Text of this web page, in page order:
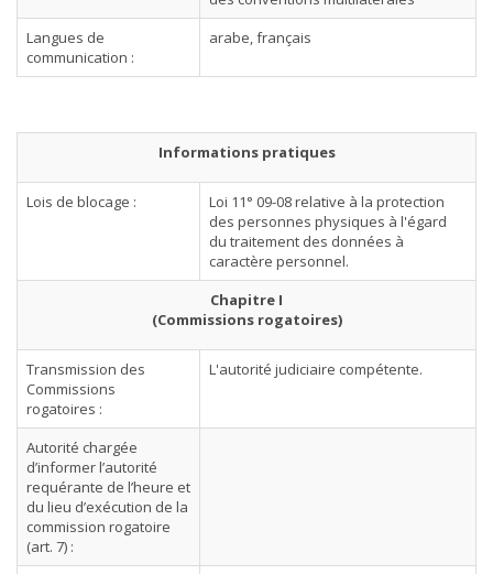
Langues de
communication :
arabe, français
Informations pratiques
Lois de blocage :
Loi 11° 09-08 relative à la protection
des personnes physiques à l'égard
du traitement des données à
caractère personnel.
Chapitre I
(Commissions rogatoires)
Transmission des
Commissions
rogatoires :
L'autorité judiciaire compétente.
Autorité chargée
d’informer l’autorité
requérante de l’heure et
du lieu d’exécution de la
commission rogatoire
(art. 7) :